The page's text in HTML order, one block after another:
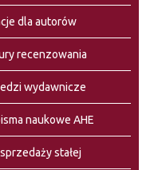
dla autorów
recenzowania
wydawnicze
naukowe AHE
stałej